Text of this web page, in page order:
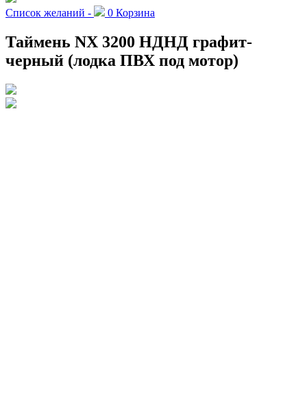
Список желаний - 0 Корзина
Таймень NX 3200 НДНД графит-
черный (лодка ПВХ под мотор)